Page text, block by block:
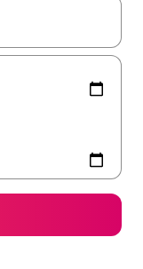
les en utilisant